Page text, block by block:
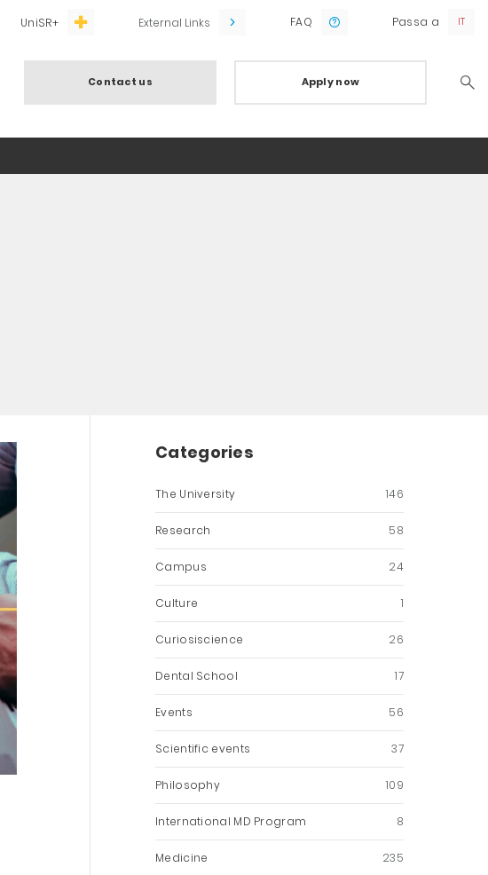
UniSR+ External Links FAQ Passa a
Contact us Apply now
Categories
The University 146
Research 58
Campus 24
Culture 1
Curiosiscience 26
Dental School 17
Events 56
Scientific events 37
Philosophy 109
International MD Program 8
Medicine 235